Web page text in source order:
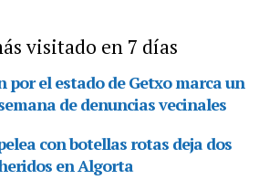
visitado en 7 días